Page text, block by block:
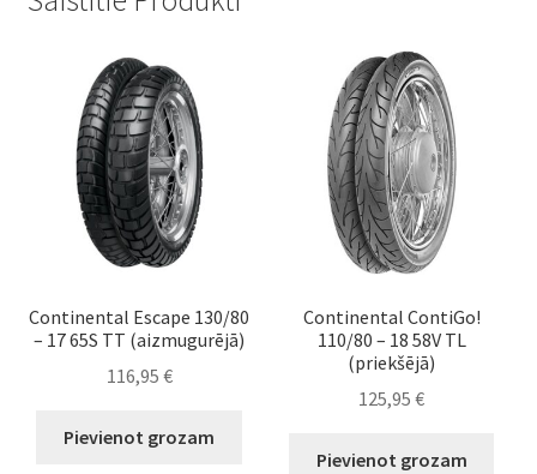
Continental Escape 130/80
– 17 65S TT (aizmugurējā)
116,95 €
Pievienot grozam
Continental ContiGo!
110/80 – 18 58V TL
(priekšējā)
125,95€
Pievienot grozam